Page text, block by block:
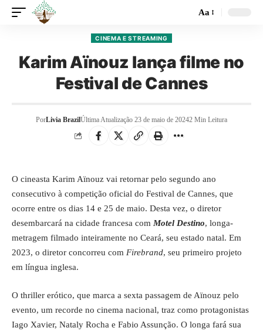
Aa
CINEMA E STREAMING
Karim Aïnouz lança filme no
Festival de Cannes
PorLivia BrazilÚltima Atualização 23 de maio de 20242 Min Leitura
O cineasta Karim Aïnouz vai retornar pelo segundo ano
consecutivo à competição oficial do Festival de Cannes, que
ocorre entre os dias 14 e 25 de maio. Desta vez, o diretor
desembarcará na cidade francesa com Motel Destino, longa-
metragem filmado inteiramente no Ceará, seu estado natal. Em
2023, o diretor concorreu com Firebrand, seu primeiro projeto
em língua inglesa.
O thriller erótico, que marca a sexta passagem de Aïnouz pelo
evento, um recorde no cinema nacional, traz como protagonistas
Iago Xavier, Nataly Rocha e Fabio Assunção. O longa fará sua